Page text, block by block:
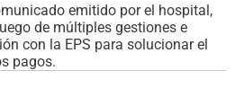
emitido por el hospital,
de múltiples gestiones e
con la EPS para solucionar el
pagos.